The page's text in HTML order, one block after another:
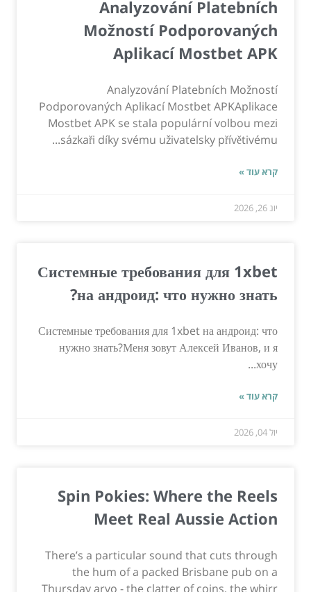
Analyzování Platebních
Možností Podporovaných
Aplikací Mostbet APK
Analyzování Platebních Možností
Podporovaných Aplikací Mostbet APKAplikace
Mostbet APK se stala populární volbou mezi
sázkaři díky svému uživatelsky přívětivému...
קרא עוד »
יונ 26, 2026
Системные требования для 1xbet
на андроид: что нужно знать?
Системные требования для 1xbet на андроид: что
нужно знать?Меня зовут Алексей Иванов, и я
хочу...
קרא עוד »
יול 04, 2026
Spin Pokies: Where the Reels
Meet Real Aussie Action
There’s a particular sound that cuts through
the hum of a packed Brisbane pub on a
Thursday arvo - the clatter of coins, the whirr